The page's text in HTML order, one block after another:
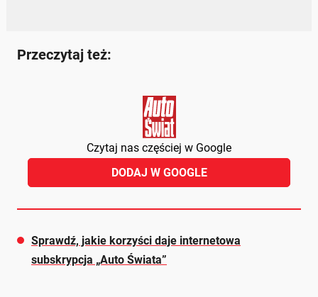
Przeczytaj też:
Czytaj nas częściej w Google
DODAJ W GOOGLE
Sprawdź, jakie korzyści daje internetowa
subskrypcja „Auto Świata”